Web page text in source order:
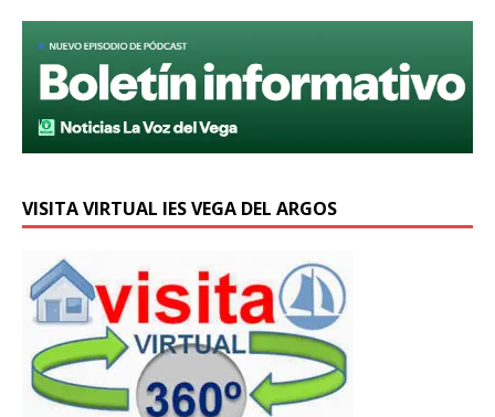
VISITA VIRTUAL IES VEGA DEL ARGOS